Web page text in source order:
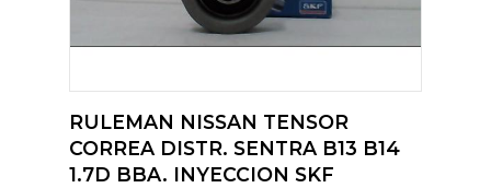
RULEMAN NISSAN TENSOR
CORREA DISTR. SENTRA B13 B14
1.7D BBA. INYECCION SKF